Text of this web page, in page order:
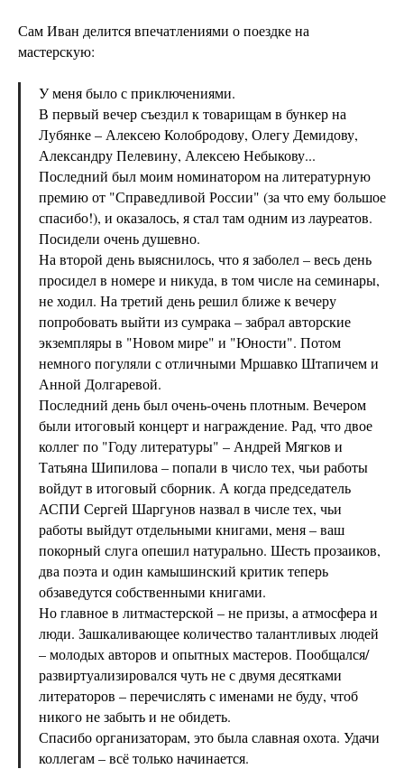
Сам Иван делится впечатлениями о поездке на
мастерскую:
У меня было с приключениями.
В первый вечер съездил к товарищам в бункер на
Лубянке – Алексею Колобродову, Олегу Демидову,
Александру Пелевину, Алексею Небыкову...
Последний был моим номинатором на литературную
премию от "Справедливой России" (за что ему большое
спасибо!), и оказалось, я стал там одним из лауреатов.
Посидели очень душевно.
На второй день выяснилось, что я заболел – весь день
просидел в номере и никуда, в том числе на семинары,
не ходил. На третий день решил ближе к вечеру
попробовать выйти из сумрака – забрал авторские
экземпляры в "Новом мире" и "Юности". Потом
немного погуляли с отличными Мршавко Штапичем и
Анной Долгаревой.
Последний день был очень-очень плотным. Вечером
были итоговый концерт и награждение. Рад, что двое
коллег по "Году литературы" – Андрей Мягков и
Татьяна Шипилова – попали в число тех, чьи работы
войдут в итоговый сборник. А когда председатель
АСПИ Сергей Шаргунов назвал в числе тех, чьи
работы выйдут отдельными книгами, меня – ваш
покорный слуга опешил натурально. Шесть прозаиков,
два поэта и один камышинский критик теперь
обзаведутся собственными книгами.
Но главное в литмастерской – не призы, а атмосфера и
люди. Зашкаливающее количество талантливых людей
– молодых авторов и опытных мастеров. Пообщался/
развиртуализировался чуть не с двумя десятками
литераторов – перечислять с именами не буду, чтоб
никого не забыть и не обидеть.
Спасибо организаторам, это была славная охота. Удачи
коллегам – всё только начинается.